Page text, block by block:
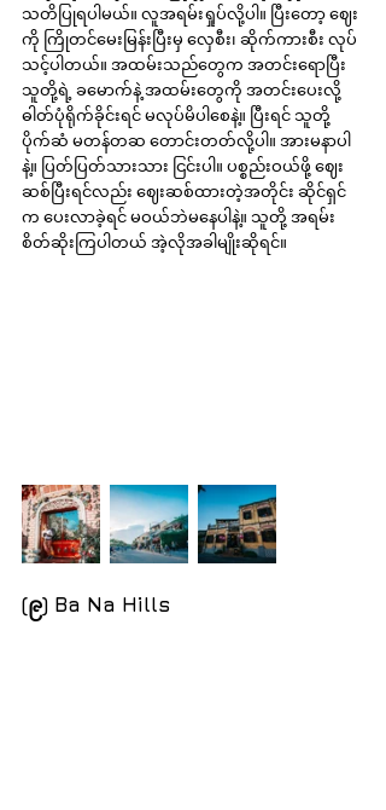
သတိပြုရပါမယ်။ လူအရမ်းရှုပ်လို့ပါ။ ပြီးတော့ ဈေး
ကို ကြိုတင်မေးမြန်းပြီးမှ လှေစီး၊ ဆိုက်ကားစီး လုပ်
သင့်ပါတယ်။ အထမ်းသည်တွေက အတင်းရောပြီး
သူတို့ရဲ့ ခမောက်နဲ့ အထမ်းတွေကို အတင်းပေးလို့
ဓါတ်ပုံရိုက်ခိုင်းရင် မလုပ်မိပါစေနဲ့။ ပြီးရင် သူတို့
ပိုက်ဆံ မတန်တဆ တောင်းတတ်လို့ပါ။ အားမနာပါ
နဲ့။ ပြတ်ပြတ်သားသား ငြင်းပါ။ ပစ္စည်းဝယ်ဖို့ ဈေး
ဆစ်ပြီးရင်လည်း ဈေးဆစ်ထားတဲ့အတိုင်း ဆိုင်ရှင်
က ပေးလာခဲ့ရင် မဝယ်ဘဲမနေပါနဲ့။ သူတို့ အရမ်း
စိတ်ဆိုးကြပါတယ် အဲ့လိုအခါမျိုးဆိုရင်။
(၉) Ba Na Hills